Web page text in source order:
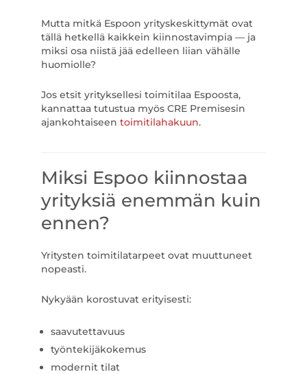
Mutta mitkä Espoon yrityskeskittymät ovat
tällä hetkellä kaikkein kiinnostavimpia — ja
miksi osa niistä jää edelleen liian vähälle
huomiolle?
Jos etsit yrityksellesi toimitilaa Espoosta,
kannattaa tutustua myös CRE Premisesin
ajankohtaiseen toimitilahakuun.
Miksi Espoo kiinnostaa
yrityksiä enemmän kuin
ennen?
Yritysten toimitilatarpeet ovat muuttuneet
nopeasti.
Nykyään korostuvat erityisesti:
saavutettavuus
työntekijäkokemus
modernit tilat